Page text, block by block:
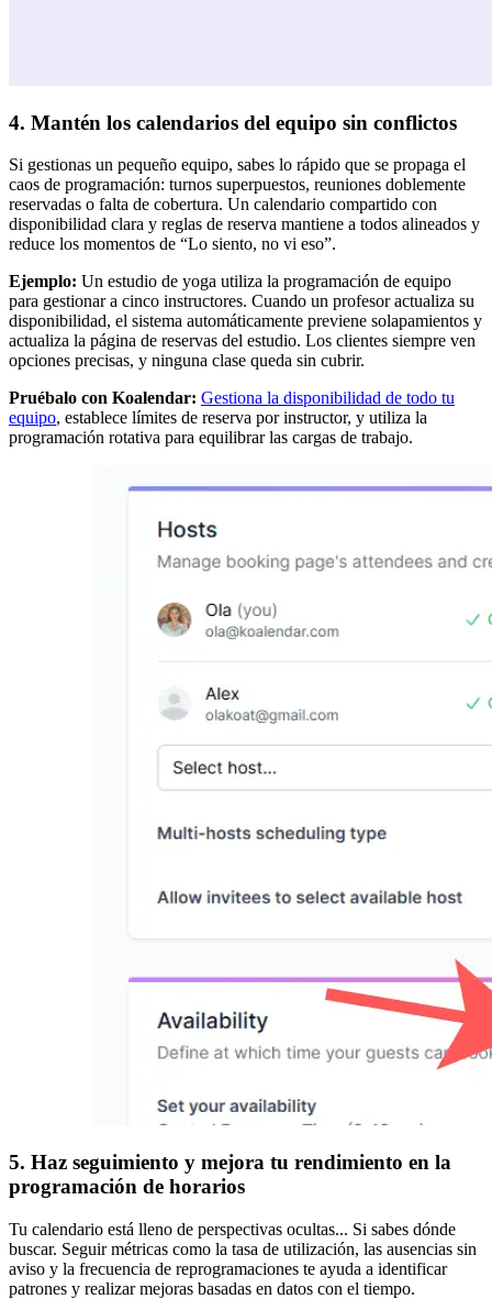
4. Mantén los calendarios del equipo sin conflictos
Si gestionas un pequeño equipo, sabes lo rápido que se propaga el
caos de programación: turnos superpuestos, reuniones doblemente
reservadas o falta de cobertura. Un calendario compartido con
disponibilidad clara y reglas de reserva mantiene a todos alineados y
reduce los momentos de “Lo siento, no vi eso”.
Ejemplo: Un estudio de yoga utiliza la programación de equipo
para gestionar a cinco instructores. Cuando un profesor actualiza su
disponibilidad, el sistema automáticamente previene solapamientos y
actualiza la página de reservas del estudio. Los clientes siempre ven
opciones precisas, y ninguna clase queda sin cubrir.
Pruébalo con Koalendar: Gestiona la disponibilidad de todo tu
equipo, establece límites de reserva por instructor, y utiliza la
programación rotativa para equilibrar las cargas de trabajo.
5. Haz seguimiento y mejora tu rendimiento en la
programación de horarios
Tu calendario está lleno de perspectivas ocultas... Si sabes dónde
buscar. Seguir métricas como la tasa de utilización, las ausencias sin
aviso y la frecuencia de reprogramaciones te ayuda a identificar
patrones y realizar mejoras basadas en datos con el tiempo.